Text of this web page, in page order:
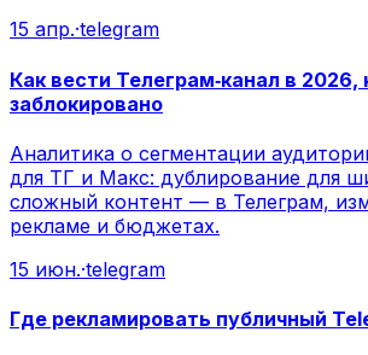
15 апр.·telegram
Как вести Телеграм‑канал в 2026,
заблокировано
Аналитика о сегментации
для ТГ и Макс: дублирование для
сложный контент — в Телеграм,
рекламе и бюджетах.
15 июн.·telegram
Где рекламировать публичный